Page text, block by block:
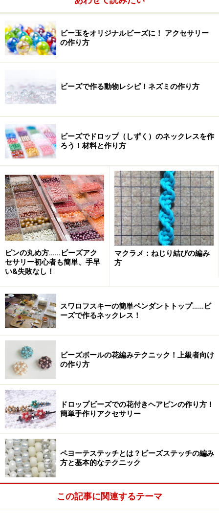
ビー玉をオリジナルビーズに！ アクセサリー
の作り方
ビーズで作る動物レシピ！ネズミの作り方
ビーズでドロップ（しずく）のネックレスを作
ろう！材料と作り方
ピンの丸め方……ビーズアク
セサリー初心者も簡単、手早
い&失敗なし！
マクラメ：ねじり結びの編み
方
スワロフスキーの簡単ペンダントトップ……ビ
ーズで作るネックレス！
ビーズボールの花編みテクニック！上級者向け
の作り方
ドロップビーズでの花付きヘアピンの作り方！
簡単手作りアクセサリー
ペヨーテステッチとは？ビーズステッチの編み
方と基本的なテクニック
この記事に関連するテーマ